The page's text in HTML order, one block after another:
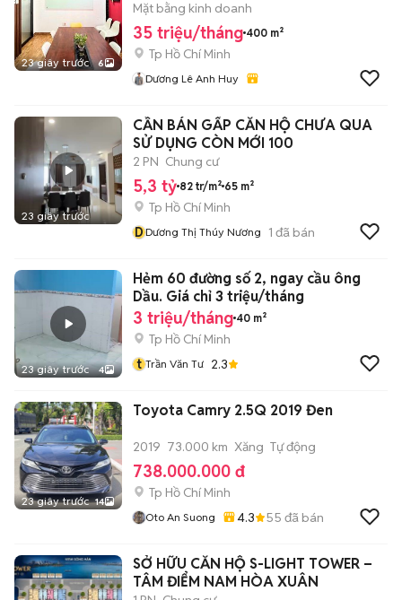
23 giây trước 6
Mặt bằng kinh doanh
35 triệu/tháng 400 m²
Tp Hồ Chí Minh
Dương Lê Anh Huy
23 giây trước
CẦN BÁN GẤP CĂN HỘ CHƯA QUA
SỬ DỤNG CÒN MỚI 100
2 PN Chung cư
5,3 tỷ 82 tr/m² 65 m²
Tp Hồ Chí Minh
DDương Thị Thúy Nương 1 đã bán
23 giây trước 4
Hẻm 60 đường số 2, ngay cầu ông
Dầu. Giá chỉ 3 triệu/tháng
3 triệu/tháng 40 m²
Tp Hồ Chí Minh
t Trần Văn Tư 2.3
23 giây trước 14
Toyota Camry 2.5Q 2019 Đen
2019 73.000 km Xăng Tự động
738.000.000 đ
Tp Hồ Chí Minh
Oto An Suong 4.3 55 đã bán
SỞ HỮU CĂN HỘ S-LIGHT TOWER –
TÂM ĐIỂM NAM HÒA XUÂN